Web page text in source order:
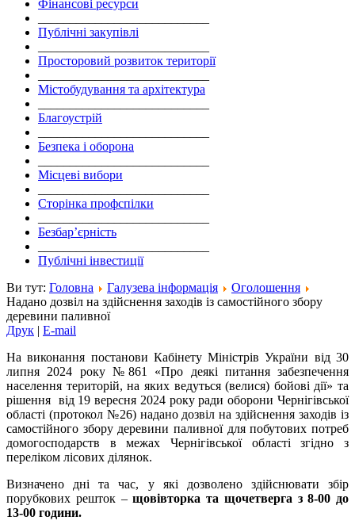
Фінансові ресурси
Публічні закупівлі
Просторовий розвиток території
Містобудування та архітектура
Благоустрій
Безпека і оборона
Місцеві вибори
Сторінка профспілки
Безбар’єрність
Публічні інвестиції
Ви тут: Головна Галузева інформація
Оголошення
Надано дозвіл на здійснення заходів із самостійного збору
деревини паливної
Друк | E-mail
На виконання постанови Кабінету Міністрів України від 30
липня 2024 року №861 «Про деякі питання забезпечення
населення територій, на яких ведуться (велися) бойові дії» та
рішення від 19 вересня 2024 року ради оборони Чернігівської
області (протокол №26) надано дозвіл на здійснення заходів із
самостійного збору деревини паливної для побутових потреб
домогосподарств в межах Чернігівської області згідно з
переліком лісових ділянок.
Визначено дні та час, у які дозволено здійснювати збір
порубкових решток –щовівторка та щочетверга з 8-00 до
13-00 години.